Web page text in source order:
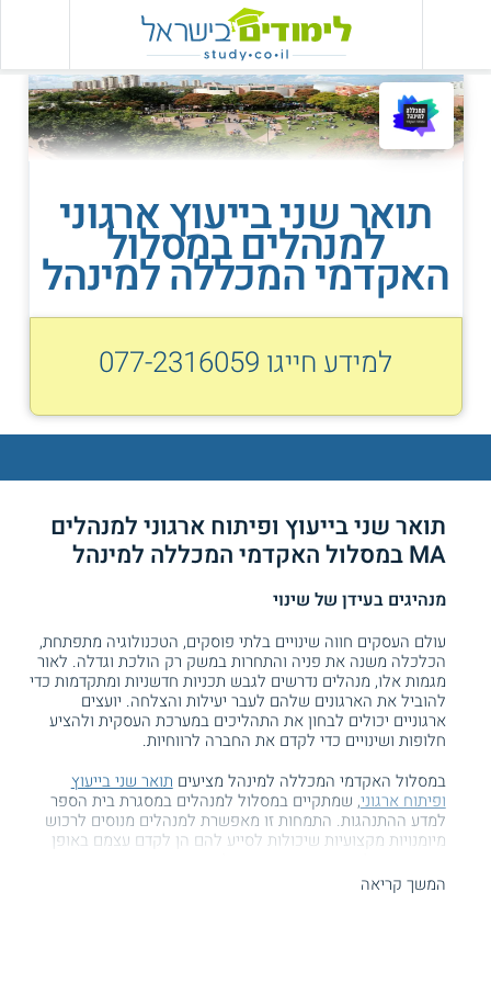
תואר שני בייעוץ ארגוני
למנהלים במסלול
האקדמי המכללה למינהל
למידע חייגו 077-2316059
תואר שני בייעוץ ופיתוח ארגוני למנהלים
MA במסלול האקדמי המכללה למינהל
מנהיגים בעידן של שינוי
עולם העסקים חווה שינויים בלתי פוסקים, הטכנולוגיה מתפתחת,
הכלכלה משנה את פניה והתחרות במשק רק הולכת וגדלה. לאור
מגמות אלו, מנהלים נדרשים לגבש תכניות חדשניות ומתקדמות כדי
להוביל את הארגונים שלהם לעבר יעילות והצלחה. יועצים
ארגוניים יכולים לבחון את התהליכים במערכת העסקית ולהציע
חלופות ושינויים כדי לקדם את החברה לרווחיות.
במסלול האקדמי המכללה למינהל מציעים תואר שני בייעוץ
ופיתוח ארגוני, שמתקיים במסלול למנהלים במסגרת בית הספר
למדע ההתנהגות. התמחות זו מאפשרת למנהלים מנוסים לרכוש
מיומנויות מקצועיות שיכולות לסייע להם הן לקדם עצמם באופן
התכנית מתאימה למנהלים משלל ענפים כגון פיננסים, מערכות
המשך קריאה